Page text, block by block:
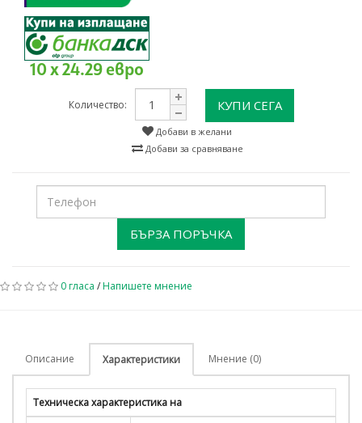
10 x 24.29 евро
Количество: КУПИ СЕГА
Добави в желани
Добави за сравняване
БЪРЗА ПОРЪЧКА
0 гласа /Напишете мнение
Описание Характеристики Мнение (0)
Техническа характеристика на